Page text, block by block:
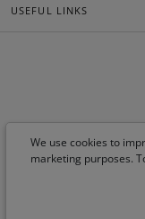
We use cookies to
marketing purposes.
USEFUL LINKS